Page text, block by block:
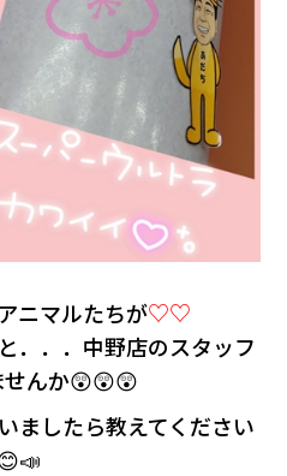
ニマルたちが♡♡
．．．中野店のスタッフ
んか😲😲😲
ましたら教えてください